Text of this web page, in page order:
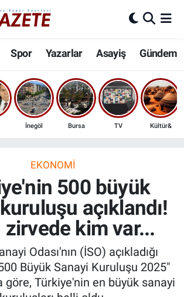
Spor Yazarlar Asayiş Gündem
İnegöl Bursa TV Kültür&
EKONOMI
500 büyük
açıklandı!
zirvede kim var...
Odası'nın (İSO) açıkladığı
Büyük Sanayi Kuruluşu 2025"
göre, Türkiye'nin en büyük sanayi
Haberleri